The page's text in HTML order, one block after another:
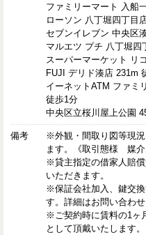
ファミリーマート 入船
ローソン 八丁堀四丁目
セブンイレブン 中央区
マルエツ プチ 八丁堀四
スーパーマーケット リ
FUJI デリド湊店 231m
イーネットATM ファミ
徒歩1分
中央区立桜川屋上公園
備考
※外観・間取り図等現
ます。《取引態様 媒介
※貸主指定の借家人賠
いただきます。
※保証会社加入、鍵交
す。詳細はお問い合わせ
※ご契約時に賃料の1ヶ
として頂戴いたします